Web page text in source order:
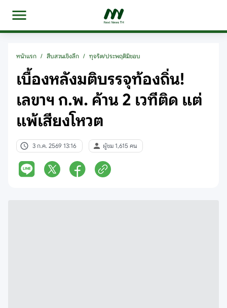
หน้าแรก / สืบสวนเชิงลึก / ทุจริต/ประพฤติมิชอบ
เบื้องหลังมติบรรจุท้องถิ่น!
เลขาฯ ก.พ. ค้าน 2 เวทีติด แต่
แพ้เสียงโหวต
3 ก.ค. 2569 13:16 ผู้ชม 1,615 คน